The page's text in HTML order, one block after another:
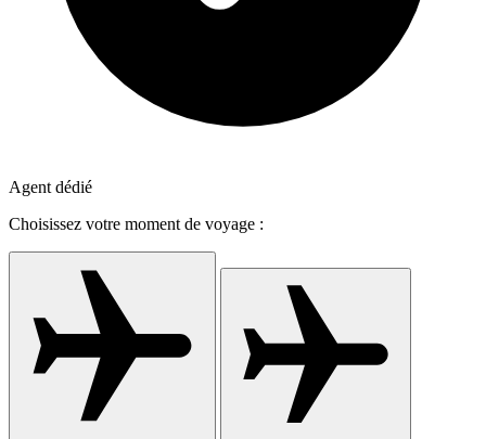
Agent dédié
Choisissez votre moment de voyage :